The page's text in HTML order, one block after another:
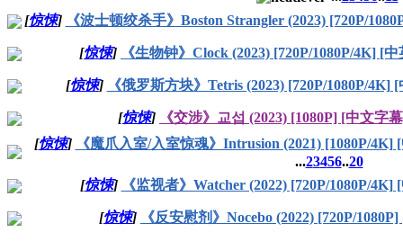
[惊悚] 《波士顿绞杀手》Boston Strangler (2023) [720P/
[惊悚] 《生物钟》Clock (2023) [720P/1080P/4K] [
[惊悚] 《俄罗斯方块》Tetris (2023) [720P/1080P/4K]
[惊悚]
《交涉》교섭 (2023) [1080P] [中文字
[惊悚]
《魔爪入室/入室惊魂》Intrusion (2021) [1080P/4K]
...23456..20
[惊悚] 《监视者》Watcher (2022) [720P/1080P/4K]
[惊悚] 《反安慰剂》Nocebo (2022) [720P/